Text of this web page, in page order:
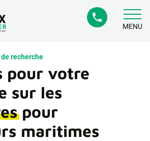
phone
MENU
recherche
pour votre
sur les
pour
maritimes